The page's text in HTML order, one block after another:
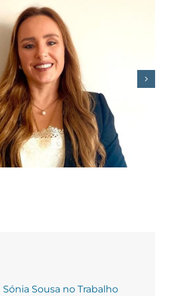
junta Miguel
e Sérgio
Pinto para
o “novo
das empresas
Sousa no Trabalho